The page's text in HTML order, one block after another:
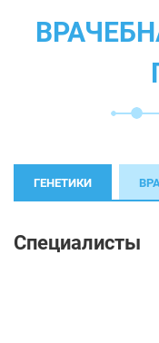
ГЕНЕТИКИ
Специалисты